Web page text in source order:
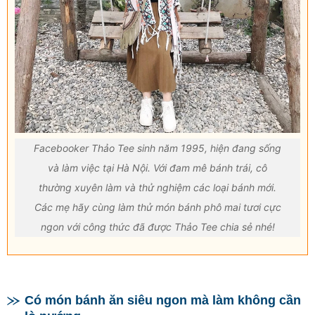
Facebooker Thảo Tee sinh năm 1995, hiện đang sống
và làm việc tại Hà Nội. Với đam mê bánh trái, cô
thường xuyên làm và thử nghiệm các loại bánh mới.
Các mẹ hãy cùng làm thử món bánh phô mai tươi cực
ngon với công thức đã được Thảo Tee chia sẻ nhé!
Có món bánh ăn siêu ngon mà làm không cần